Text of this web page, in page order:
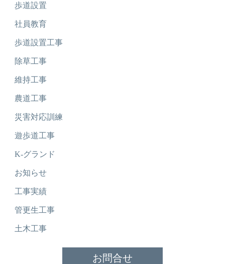
歩道設置
社員教育
歩道設置工事
除草工事
維持工事
農道工事
災害対応訓練
遊歩道工事
K-グランド
お知らせ
工事実績
管更生工事
土木工事
お問合せ